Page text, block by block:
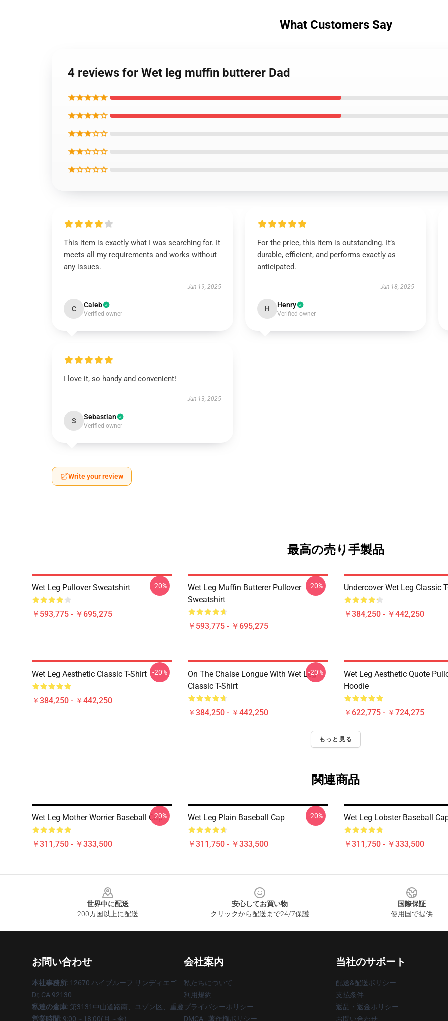
What Customers Say
4 reviews for Wet leg muffin butterer Dad
★★★★★
★★★★☆
★★★☆☆
★★☆☆☆
★☆☆☆☆
This item is exactly what I was searching for. It
meets all my requirements and works without
any issues.
Jun 19, 2025
C Caleb
Verified owner
For the price, this item is outstanding. It’s
durable, efficient, and performs exactly as
anticipated.
Jun 18, 2025
H Henry
Verified owner
I love it, so handy and convenient!
Jun 13, 2025
S Sebastian
Verified owner
Write your review
最高の売り手製品
Wet Leg Pullover Sweatshirt
￥593,775 - ￥695,275
-20%
Wet Leg Muffin Butterer Pullover
Sweatshirt
￥593,775 - ￥695,275
-20% Undercover Wet Leg Classic
￥384,250 - ￥442,250
Wet Leg Aesthetic Classic T-Shirt
￥384,250 - ￥442,250
-20%
On The Chaise Longue With Wet Leg
Classic T-Shirt
￥384,250 - ￥442,250
-20%
Wet Leg Aesthetic Quote
Hoodie
￥622,775 - ￥724,275
もっと見る
関連商品
Wet Leg Mother Worrier Baseball Cap
￥311,750 - ￥333,500
-20% Wet Leg Plain Baseball Cap
￥311,750 - ￥333,500
-20% Wet Leg Lobster Baseball
￥311,750 - ￥333,500
世界中に配送
200カ国以上に配送
安心してお買い物
クリックから配送まで24/7保護
国際保証
使用国で提供
お問い合わせ
本社事務所: 12670 ハイブルーフ サンディエゴ
Dr, CA 92130
私達の倉庫: 第3131中山道路南、ユゾン区、重慶
営業時間: 9:00～18:00(月～金)
会社案内
私たちについて
利用規約
プライバシーポリシー
DMCA - 著作権ポリシー
当社のサポート
配送&配送ポリシー
支払条件
返品・返金ポリシー
お問い合わせ